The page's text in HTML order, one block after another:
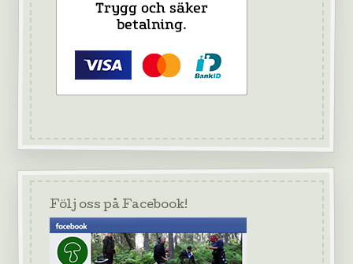
Följ oss på Facebook!